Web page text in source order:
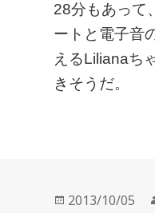
28分もあって
ートと電子音
えるLilianaち
きそうだ。
投
2013/10/05